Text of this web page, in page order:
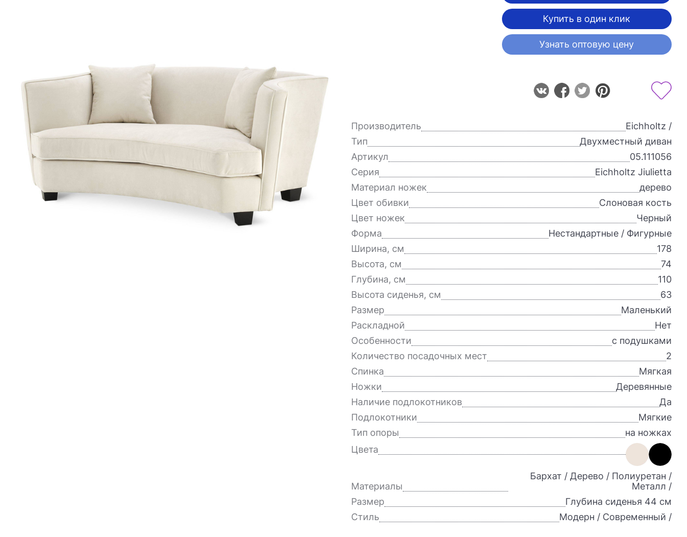
Купить в один клик
Узнать оптовую цену
Производитель
Eichholtz /
Тип
Двухместный диван
Артикул
05.111056
Серия
Eichholtz Jiulietta
Материал ножек
дерево
Цвет обивки
Слоновая кость
Цвет ножек
Черный
Форма
Нестандартные / Фигурные
Ширина, см
178
Высота, см
74
Глубина, см
110
Высота сиденья, см
63
Размер
Маленький
Раскладной
Нет
Особенности
с подушками
Количество посадочных мест
2
Спинка
Мягкая
Ножки
Деревянные
Наличие подлокотников
Да
Подлокотники
Мягкие
Тип опоры
на ножках
Цвета
Материалы
Бархат / Дерево / Полиуретан /
Металл /
Размер
Глубина сиденья 44 см
Стиль
Модерн / Современный /